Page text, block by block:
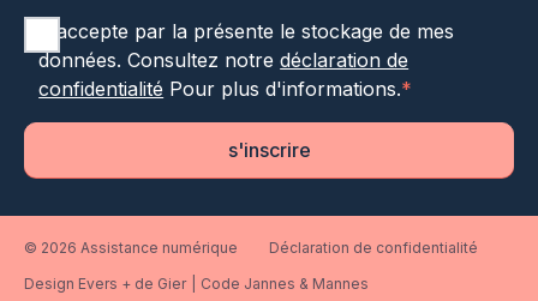
J'accepte par la présente le stockage de mes
données. Consultez notredéclaration de
confidentialité Pour plus d'informations.*
s'inscrire
© 2026 Assistance numérique
Déclaration de confidentialité
Design Evers + de Gier
Code Jannes & Mannes